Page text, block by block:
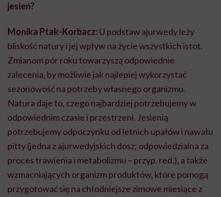
jesień?
Monika Ptak-Korbacz: U podstaw ajurwedy leży
bliskość natury i jej wpływ na życie wszystkich istot.
Zmianom pór roku towarzyszą odpowiednie
zalecenia, by możliwie jak najlepiej wykorzystać
sezonowość na potrzeby własnego organizmu.
Natura daje to, czego najbardziej potrzebujemy w
odpowiednim czasie i przestrzeni. Jesienią
potrzebujemy odpoczynku od letnich upałów i nawału
pitty (jedna z ajurwedyjskich dosz; odpowiedzialna za
proces trawienia i metabolizmu – przyp. red.), a także
wzmacniających organizm produktów, które pomogą
przygotować się na chłodniejsze zimowe miesiące z